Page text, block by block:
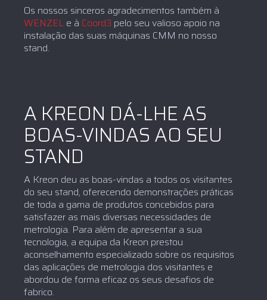
Os nossos sinceros agradecimentos também à
WENZEL e à Coord3 pelo seu valioso apoio na
instalação das suas máquinas CMM no nosso
stand.
A KREON DÁ-LHE AS
BOAS-VINDAS AO SEU
STAND
A Kreon deu as boas-vindas a todos os visitantes
do seu stand, oferecendo demonstrações práticas
de toda a gama de produtos concebidos para
satisfazer as mais diversas necessidades de
metrologia. Para além de apresentar a sua
tecnologia, a equipa da Kreon prestou
aconselhamento especializado sobre os requisitos
das aplicações de metrologia dos visitantes e
abordou de forma eficaz os seus desafios de
fabrico.